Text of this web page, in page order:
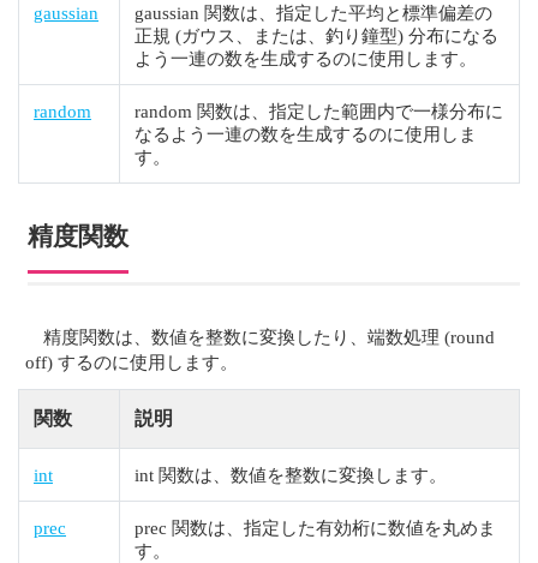
gaussian
gaussian 関数は、指定した平均と標準偏差の
正規 (ガウス、または、釣り鐘型) 分布になる
よう一連の数を生成するのに使用します。
random
random 関数は、指定した範囲内で一様分布に
なるよう一連の数を生成するのに使用しま
す。
精度関数
精度関数は、数値を整数に変換したり、端数処理 (round
off) するのに使用します。
関数 説明
int int 関数は、数値を整数に変換します。
prec
prec 関数は、指定した有効桁に数値を丸めま
す。